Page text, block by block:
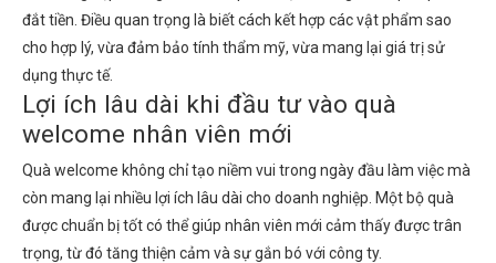
đắt tiền. Điều quan trọng là biết cách kết hợp các vật phẩm sao
cho hợp lý, vừa đảm bảo tính thẩm mỹ, vừa mang lại giá trị sử
dụng thực tế.
Lợi ích lâu dài khi đầu tư vào quà
welcome nhân viên mới
Quà welcome không chỉ tạo niềm vui trong ngày đầu làm việc mà
còn mang lại nhiều lợi ích lâu dài cho doanh nghiệp. Một bộ quà
được chuẩn bị tốt có thể giúp nhân viên mới cảm thấy được trân
trọng, từ đó tăng thiện cảm và sự gắn bó với công ty.